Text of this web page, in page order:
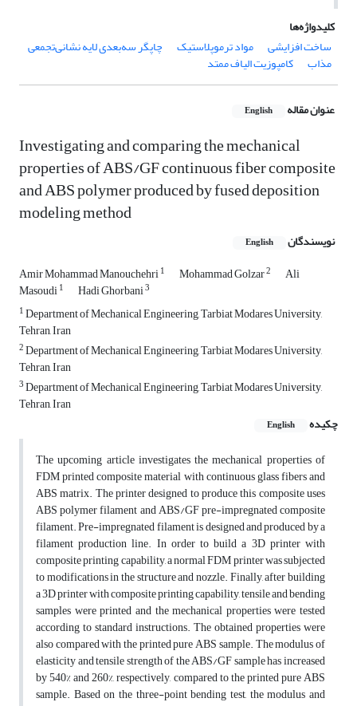
کلیدواژه‌ها
ساخت افزایشی
مواد ترموپلاستیک چاپگر سه‌بعدی لایه نشانی‌تجمعی
مذاب کامپوزیت الیاف ممتد
عنوان مقاله English
Investigating and comparing the mechanical
properties of ABS/GF continuous fiber composite
and ABS polymer produced by fused deposition
modeling method
نویسندگان English
Amir Mohammad Manouchehri1 Mohammad Golzar2 Ali
Masoudi1 Hadi Ghorbani3
1Department of Mechanical Engineering, Tarbiat Modares University,
Tehran, Iran
2Department of Mechanical Engineering, Tarbiat Modares University,
Tehran, Iran
3Department of Mechanical Engineering, Tarbiat Modares University,
Tehran, Iran
چکیده
English
The upcoming article investigates the mechanical properties of
FDM printed composite material with continuous glass fibers and
ABS matrix. The printer designed to produce this composite uses
ABS polymer filament and ABS/GF pre-impregnated composite
filament. Pre-impregnated filament is designed and produced by a
filament production line. In order to build a 3D printer with
composite printing capability, a normal FDM printer was subjected
to modifications in the structure and nozzle. Finally, after building
a 3D printer with composite printing capability, tensile and bending
samples were printed and the mechanical properties were tested
according to standard instructions. The obtained properties were
also compared with the printed pure ABS sample. The modulus of
elasticity and tensile strength of the ABS/GF sample has increased
by 540% and 260%, respectively, compared to the printed pure ABS
sample. Based on the three-point bending test, the modulus and